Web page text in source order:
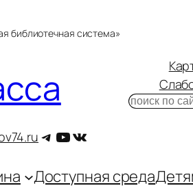
библиотечная система»
Telegram
YouTube
ВКонтакте
Поиск
Доступная среда